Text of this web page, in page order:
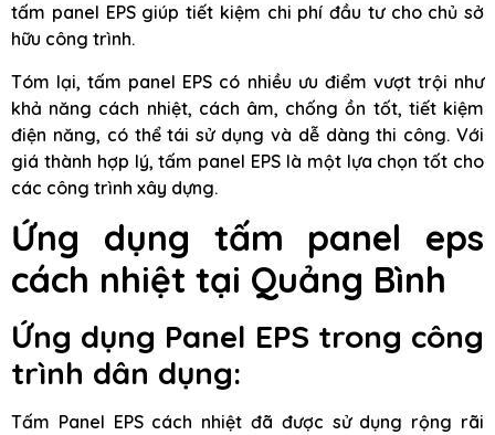
tấm panel EPS giúp tiết kiệm chi phí đầu tư cho chủ sở
hữu công trình.
Tóm lại, tấm panel EPS có nhiều ưu điểm vượt trội như
khả năng cách nhiệt, cách âm, chống ồn tốt, tiết kiệm
điện năng, có thể tái sử dụng và dễ dàng thi công. Với
giá thành hợp lý, tấm panel EPS là một lựa chọn tốt cho
các công trình xây dựng.
Ứng dụng tấm panel eps
cách nhiệt tại Quảng Bình
Ứng dụng Panel EPS trong công
trình dân dụng:
Tấm Panel EPS cách nhiệt đã được sử dụng rộng rãi